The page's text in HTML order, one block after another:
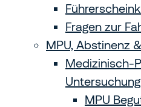
Fragen zur
MPU, Abstinenz
Medizinisch-
Untersuchung
MPU